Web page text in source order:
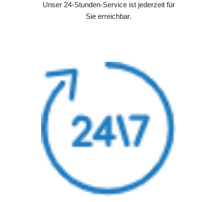
Unser 24-Stunden-Service ist jederzeit für
Sie erreichbar.